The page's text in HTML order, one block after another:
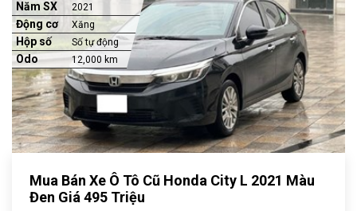
Năm SX 2021
Động cơ Xăng
Hộp số Số tự động
Odo 12,000 km
Mua Bán Xe Ô Tô Cũ Honda City L 2021 Màu
Đen Giá 495 Triệu